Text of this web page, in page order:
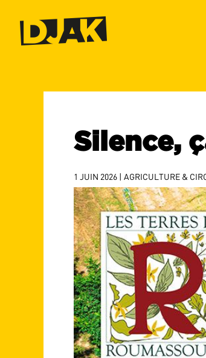
Silence,
1 JUIN 2026 | AGRICULTURE &